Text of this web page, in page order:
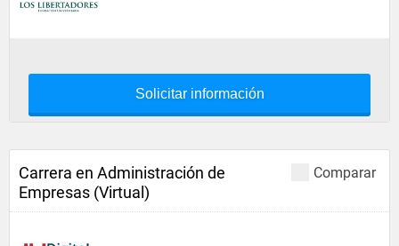
Solicitar información
Comparar
Carrera en Administración de
Empresas (Virtual)